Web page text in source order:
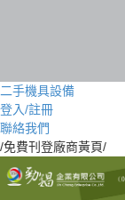
二手機具設備
登入/註冊
聯絡我們
/免費刊登廠商黃頁/